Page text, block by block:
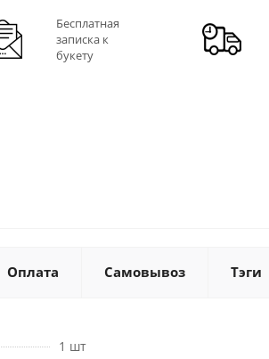
Бесплатная
записка к
букету
Оплата Самовывоз Тэги
1 шт